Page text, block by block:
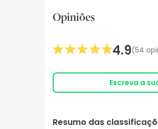
Opiniões
Resumo das
4.9(54
Escreva a